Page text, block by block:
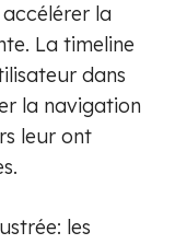
la
La timeline
dans
la navigation
leur ont
les